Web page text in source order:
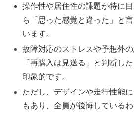
操作性や居住性の課題が特に
ら「思った感覚と違った」と
います。
故障対応のストレスや予想外の
「再購入は見送る」と判断し
印象的です。
ただし、デザインや走行性能
もあり、全員が後悔している